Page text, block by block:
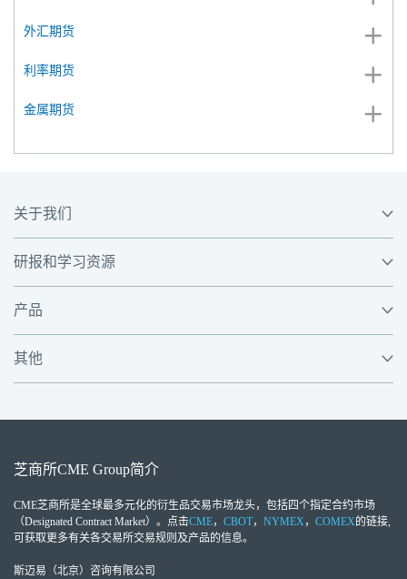
外汇期货
利率期货
金属期货
关于我们
研报和学习资源
产品
其他
芝商所CME Group简介
CME芝商所是全球最多元化的衍生品交易市场龙头，包括四个指定合约市场
（Designated Contract Market）。点击CME， CBOT， NYMEX， COMEX的链接,
可获取更多有关各交易所交易规则及产品的信息。
斯迈易（北京）咨询有限公司